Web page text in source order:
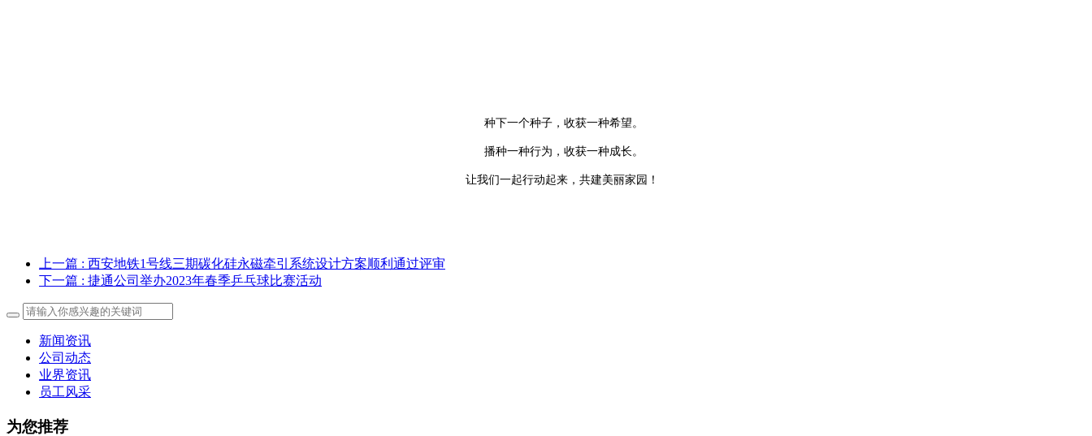
种下一个种子，收获一种希望。
播种一种行为，收获一种成长。
让我们一起行动起来，共建美丽家园！
上一篇 : 西安地铁1号线三期碳化硅永磁牵引系统设计方案顺利通过评审
下一篇 : 捷通公司举办2023年春季乒乓球比赛活动
新闻资讯
公司动态
业界资讯
员工风采
为您推荐